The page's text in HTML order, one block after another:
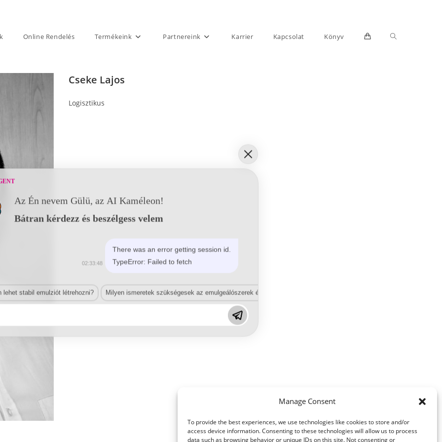
Manage Consent
To provide the best experiences, we use technologies like cookies to store and/or
access device information. Consenting to these technologies will allow us to process
data such as browsing behavior or unique IDs on this site. Not consenting or
Online Rendelés Termékeink Partnereink Karrier Kapcsolat Könyv Toggle
Cseke Lajos
Logisztikus
© 2021 Kaméleon Hungary Kft. Minden jog fenntartva. All rights reserved.
Az Én nevem Gülü, az AI Kaméleon!
Bátran kérdezz és beszélgess velem
There was an error getting session id.
TypeError: Failed to fetch
02:33:48
lehet stabil emulziót létrehozni? Milyen ismeretek szükségesek az emulgeálószerek és diszpergálószerek terén?